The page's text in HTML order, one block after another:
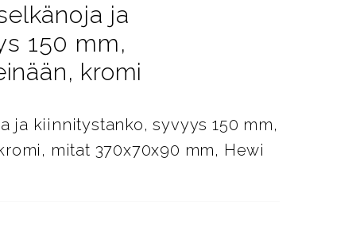
ja
150 mm,
kromi
ja kiinnitystanko, syvyys 150 mm,
mitat 370x70x90 mm, Hewi